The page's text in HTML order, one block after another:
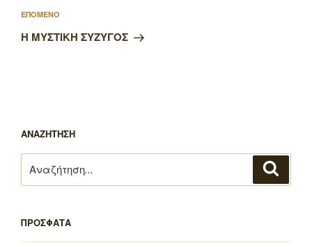
Επόμενο
άρθρο
ΕΠΟΜΕΝΟ
Η ΜΥΣΤΙΚΗ ΣΥΖΥΓΟΣ
ΑΝΑΖΗΤΗΣΗ
για:
ΠΡΟΣΦΑΤΑ